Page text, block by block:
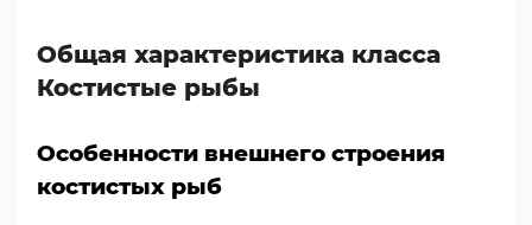
Общая характеристика класса
Костистые рыбы
Особенности внешнего строения
костистых рыб